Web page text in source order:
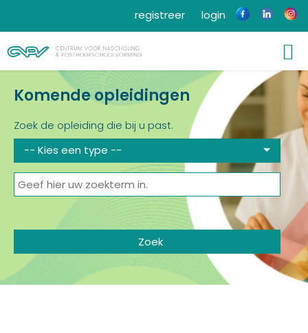
login
registreer
Komende opleidingen
Zoek de opleiding die bij u past.
-- Kies een type --